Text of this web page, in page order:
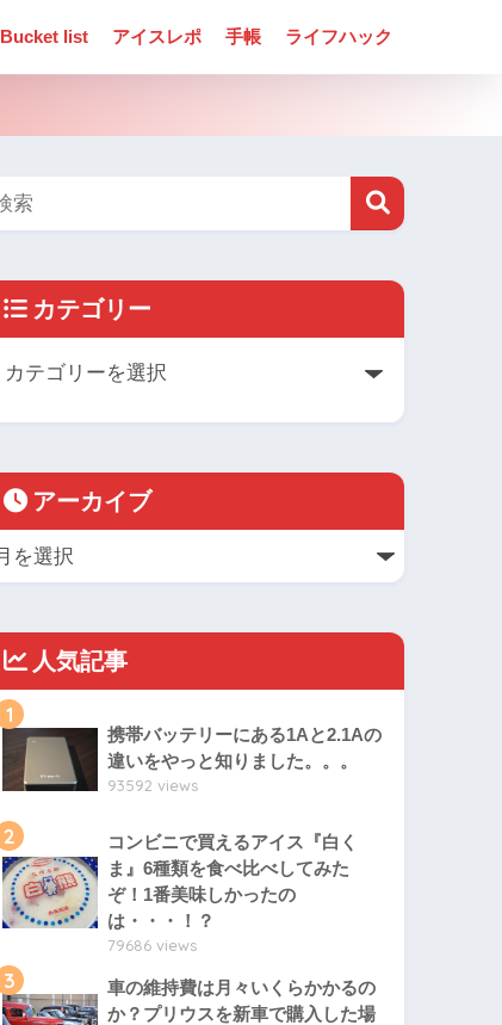
Bucket list アイスレポ 手帳 ライフハック
カテゴリー
アーカイブ
人気記事
1
携帯バッテリーにある1Aと2.1Aの
違いをやっと知りました。。。
93592 views
2
コンビニで買えるアイス『白く
ま』6種類を食べ比べしてみた
ぞ！1番美味しかったの
は・・・！？
79686 views
3
車の維持費は月々いくらかかるの
か？プリウスを新車で購入した場